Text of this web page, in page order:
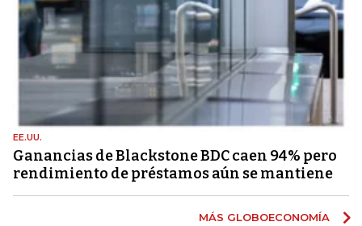
EE.UU.
Ganancias de Blackstone BDC caen 94% pero
rendimiento de préstamos aún se mantiene
MÁS GLOBOECONOMÍA